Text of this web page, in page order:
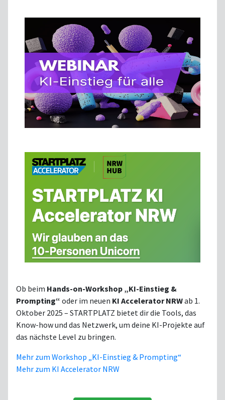
Ob beim Hands-on-Workshop „KI-Einstieg &
Prompting“ oder im neuen KI Accelerator NRWab 1.
Oktober 2025 – STARTPLATZ bietet dir die Tools, das
Know-how und das Netzwerk, um deine KI-Projekte auf
das nächste Level zu bringen.
Mehr zum Workshop „KI-Einstieg & Prompting“
Mehr zum KI Accelerator NRW